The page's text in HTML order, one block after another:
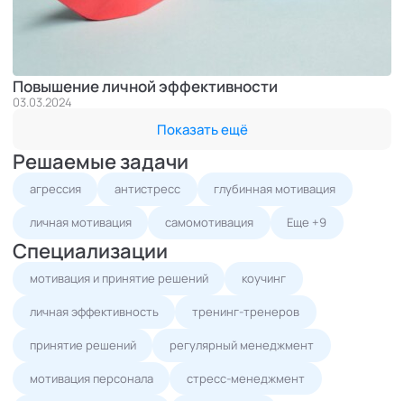
Повышение личной эффективности
03.03.2024
Показать ещё
Решаемые задачи
агрессия антистресс глубинная мотивация
личная мотивация самомотивация Еще +9
Специализации
мотивация и принятие решений коучинг
личная эффективность тренинг-тренеров
принятие решений регулярный менеджмент
мотивация персонала стресс-менеджмент